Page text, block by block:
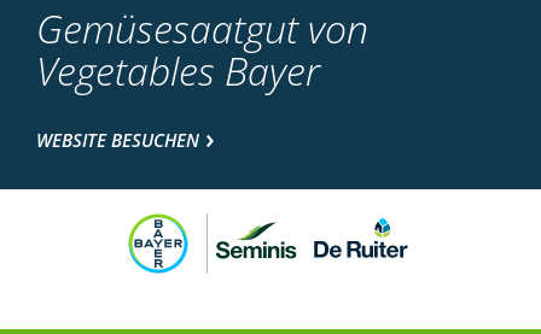
Gemüsesaatgut von
Vegetables Bayer
WEBSITE BESUCHEN